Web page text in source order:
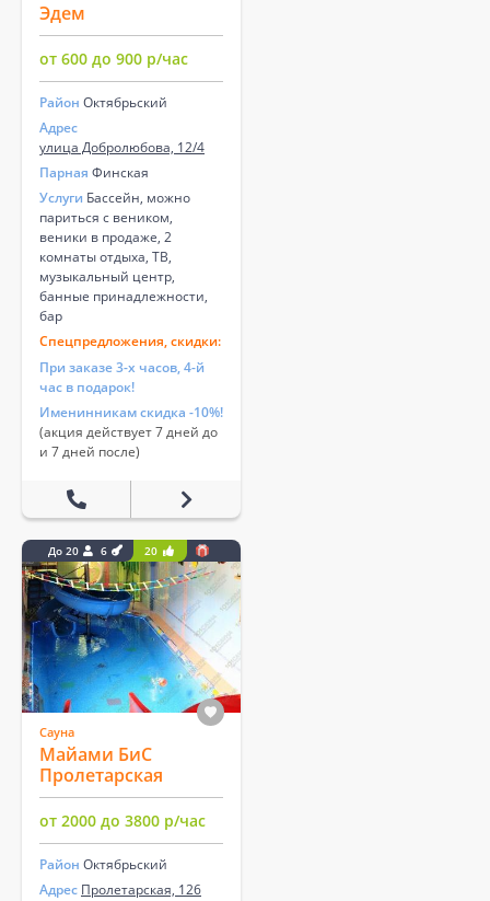
Эдем
от 600 до 900 р/час
Район Октябрьский
Адрес
улица Добролюбова, 12/4
Парная Финская
Услуги Бассейн, можно
париться с веником,
веники в продаже, 2
комнаты отдыха, ТВ,
музыкальный центр,
банные принадлежности,
бар
Спецпредложения, скидки:
При заказе 3-х часов, 4-й
час в подарок!
Именинникам скидка -10%!
(акция действует 7 дней до
и 7 дней после)
До 20 6 20
Сауна
Майами БиС
Пролетарская
от 2000 до 3800 р/час
Район Октябрьский
Адрес Пролетарская, 126